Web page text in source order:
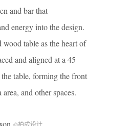
and bar that
energy into the design.
table as the heart of
and aligned at a 45
table, forming the front
and other spaces.
©柏成设计